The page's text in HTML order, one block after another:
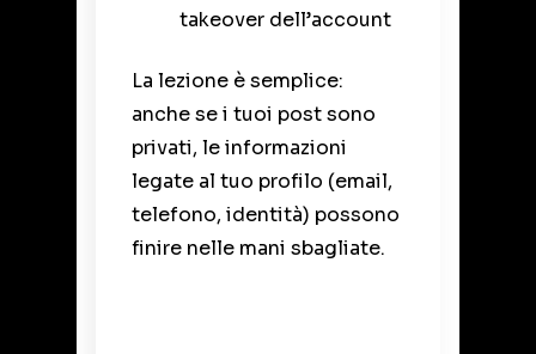
takeover dell’account
La lezione è semplice:
anche se i tuoi post sono
privati, le informazioni
legate al tuo profilo (email,
telefono, identità) possono
finire nelle mani sbagliate.